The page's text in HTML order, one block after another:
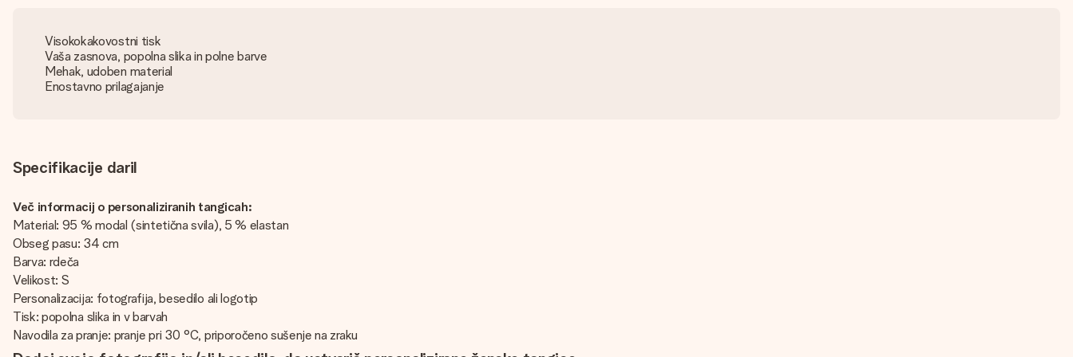
Visokokakovostni tisk
Vaša zasnova, popolna slika in polne barve
Mehak, udoben material
Enostavno prilagajanje
Specifikacije daril
Več informacij o personaliziranih tangicah:
Material: 95 % modal (sintetična svila), 5 % elastan
Obseg pasu: 34 cm
Barva: rdeča
Velikost: S
Personalizacija: fotografija, besedilo ali logotip
Tisk: popolna slika in v barvah
Navodila za pranje: pranje pri 30 °C, priporočeno sušenje na zraku